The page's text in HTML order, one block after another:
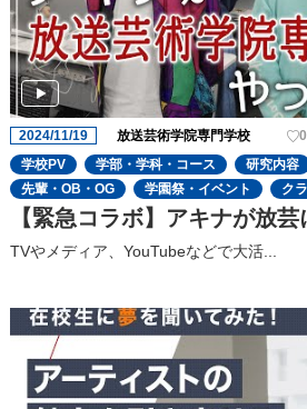
2024/11/19 放送芸術学院専門学校
0
学校PV
学部・学科・コース 研究内容
先輩・OB・OG
学園祭・イベント ク
【緊急コラボ】アキナが放
TVやメディア、YouTubeなどで大活...